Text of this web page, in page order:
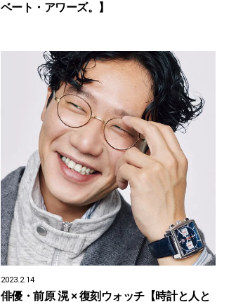
ベート・アワーズ。】
2023.2.14
俳優・前原 滉 × 復刻ウォッチ【時計と人と